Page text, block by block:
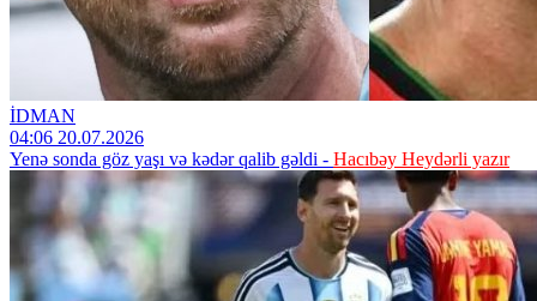
İDMAN
04:06 20.07.2026
Yenə sonda göz yaşı və kədər qalib gəldi - Hacıbəy Heydərli yazır